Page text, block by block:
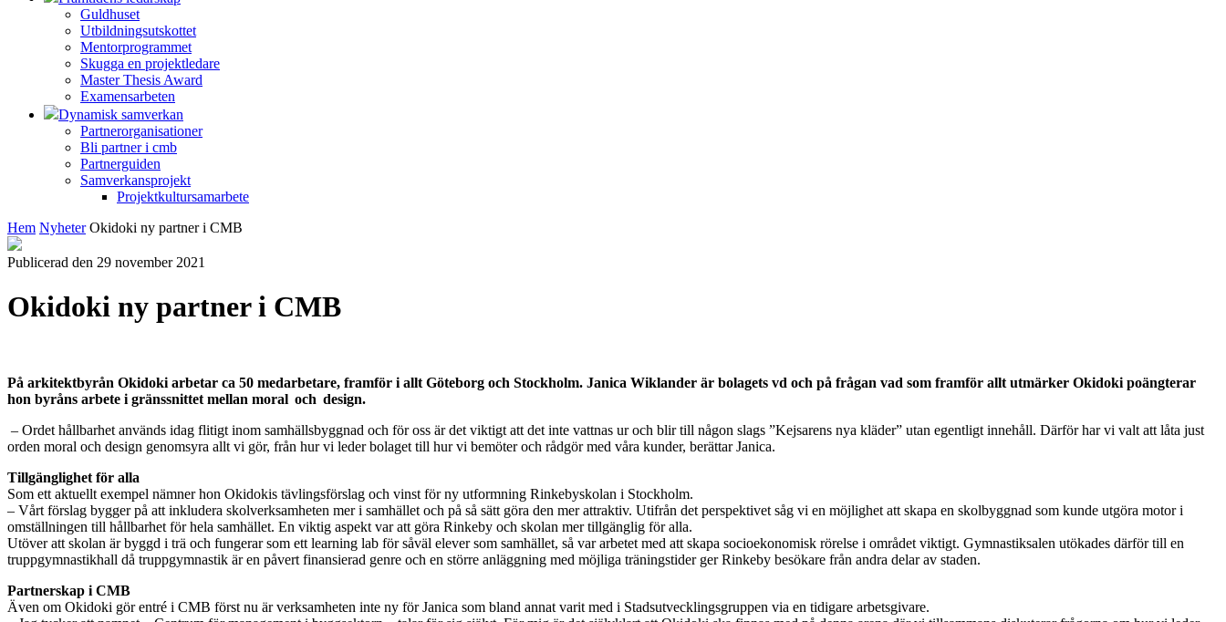
Guldhuset
Utbildningsutskottet
Mentorprogrammet
Skugga en projektledare
Master Thesis Award
Examensarbeten
Dynamisk samverkan
Partnerorganisationer
Bli partner i cmb
Partnerguiden
Samverkansprojekt
Projektkultursamarbete
Hem Nyheter Okidoki ny partner i CMB
Publicerad den 29 november 2021
Okidoki ny partner i CMB
På arkitektbyrån Okidoki arbetar ca 50 medarbetare, framför i allt Göteborg och Stockholm. Janica Wiklander är bolagets vd och på frågan vad som framför allt utmärker Okidoki poängterar
hon byråns arbete i gränssnittet mellan moral och design.
– Ordet hållbarhet används idag flitigt inom samhällsbyggnad och för oss är det viktigt att det inte vattnas ur och blir till någon slags ”Kejsarens nya kläder” utan egentligt innehåll. Därför har vi valt att låta just
orden moral och design genomsyra allt vi gör, från hur vi leder bolaget till hur vi bemöter och rådgör med våra kunder, berättar Janica.
Tillgänglighet för alla
Som ett aktuellt exempel nämner hon Okidokis tävlingsförslag och vinst för ny utformning Rinkebyskolan i Stockholm.
– Vårt förslag bygger på att inkludera skolverksamheten mer i samhället och på så sätt göra den mer attraktiv. Utifrån det perspektivet såg vi en möjlighet att skapa en skolbyggnad som kunde utgöra motor i
omställningen till hållbarhet för hela samhället. En viktig aspekt var att göra Rinkeby och skolan mer tillgänglig för alla.
Utöver att skolan är byggd i trä och fungerar som ett learning lab för såväl elever som samhället, så var arbetet med att skapa socioekonomisk rörelse i området viktigt. Gymnastiksalen utökades därför till en
truppgymnastikhall då truppgymnastik är en påvert finansierad genre och en större anläggning med möjliga träningstider ger Rinkeby besökare från andra delar av staden.
Partnerskap i CMB
Även om Okidoki gör entré i CMB först nu är verksamheten inte ny för Janica som bland annat varit med i Stadsutvecklingsgruppen via en tidigare arbetsgivare.